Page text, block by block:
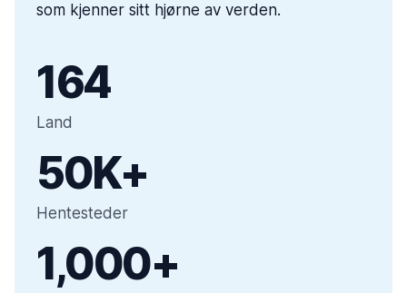
som kjenner sitt hjørne av verden.
164
Land
50K+
Hentesteder
1,000+